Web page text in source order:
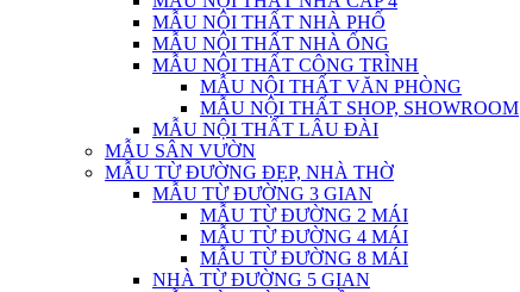
MẪU NỘI THẤT NHÀ PHỐ
MẪU NỘI THẤT NHÀ ỐNG
MẪU NỘI THẤT CÔNG TRÌNH
MẪU NỘI THẤT VĂN PHÒNG
MẪU NỘI THẤT SHOP, SHOWROOM
MẪU NỘI THẤT LÂU ĐÀI
MẪU SÂN VƯỜN
MẪU TỪ ĐƯỜNG ĐẸP, NHÀ THỜ
MẪU TỪ ĐƯỜNG 3 GIAN
MẪU TỪ ĐƯỜNG 2 MÁI
MẪU TỪ ĐƯỜNG 4 MÁI
MẪU TỪ ĐƯỜNG 8 MÁI
NHÀ TỪ ĐƯỜNG 5 GIAN